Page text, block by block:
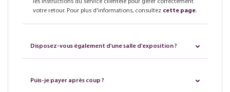
les instructions du service clientèle pour gérer correctement
votre retour. Pour plus d'informations, consultez cette page.
Disposez-vous également d'une salle d'exposition ?
Puis-je payer après coup ?